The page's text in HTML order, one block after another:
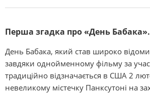
Перша згадка про «День Бабака».
День Бабака, який став широко
завдяки однойменному фільму за
традиційно відзначається в США 2
невеликому містечку Панксутоні на